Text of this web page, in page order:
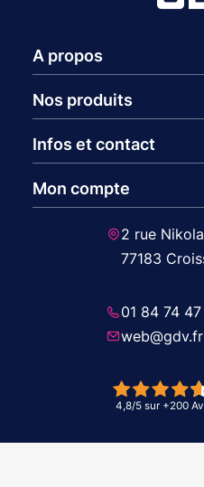
A propos
Nos produits
Infos et contact
Mon compte
2 rue
77183
01 84 74
web@gdv.fr